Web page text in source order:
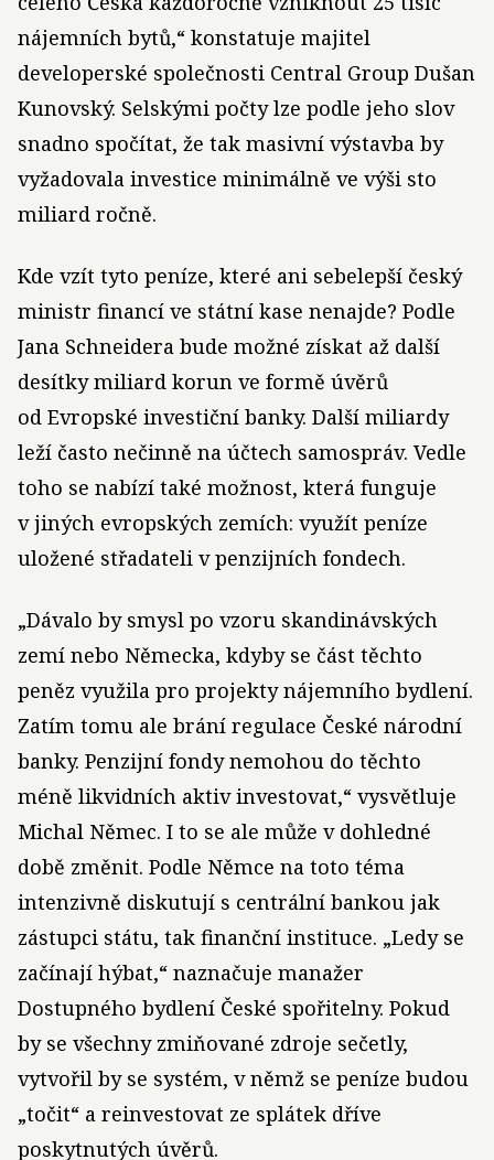
nájemních bytů,“ konstatuje majitel
developerské společnosti Central Group Dušan
Kunovský. Selskými počty lze podle jeho slov
snadno spočítat, že tak masivní výstavba by
vyžadovala investice minimálně ve výši sto
miliard ročně.
Kde vzít tyto peníze, které ani sebelepší český
ministr financí ve státní kase nenajde? Podle
Jana Schneidera bude možné získat až další
desítky miliard korun ve formě úvěrů
od Evropské investiční banky. Další miliardy
leží často nečinně na účtech samospráv. Vedle
toho se nabízí také možnost, která funguje
v jiných evropských zemích: využít peníze
uložené střadateli v penzijních fondech.
„Dávalo by smysl po vzoru skandinávských
zemí nebo Německa, kdyby se část těchto
peněz využila pro projekty nájemního bydlení.
Zatím tomu ale brání regulace České národní
banky. Penzijní fondy nemohou do těchto
méně likvidních aktiv investovat,“ vysvětluje
Michal Němec. I to se ale může v dohledné
době změnit. Podle Němce na toto téma
intenzivně diskutují s centrální bankou jak
zástupci státu, tak finanční instituce. „Ledy se
začínají hýbat,“ naznačuje manažer
Dostupného bydlení České spořitelny. Pokud
by se všechny zmiňované zdroje sečetly,
vytvořil by se systém, v němž se peníze budou
„točit“ a reinvestovat ze splátek dříve
poskytnutých úvěrů.